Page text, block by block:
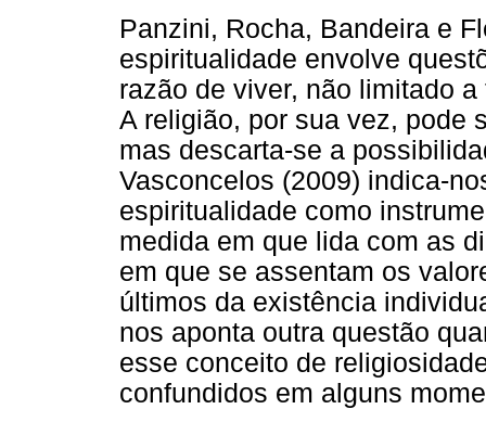
Panzini, Rocha, Bandeira e
espiritualidade envolve
razão de viver, não limitado
A religião, por sua vez, pode
mas descarta-se a
Vasconcelos (2009) indica-
espiritualidade como
medida em que lida com as
em que se assentam os
últimos da existência
nos aponta outra questão
esse conceito de
confundidos em alguns